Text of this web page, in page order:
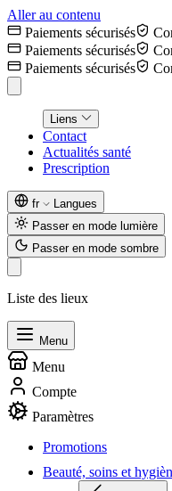
Aller au contenu
Paiements sécurisés
Paiements sécurisés
Paiements sécurisés
Liens
Contact
Actualités santé
Prescription
fr
Langues
Passer en mode lumière
Passer en mode sombre
Liste des lieux
Menu
Menu
Compte
Paramètres
Promotions
Beauté, soins et